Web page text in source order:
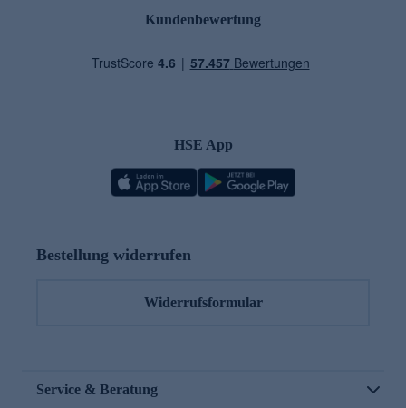
Kundenbewertung
HSE App
Bestellung widerrufen
Widerrufsformular
Service & Beratung